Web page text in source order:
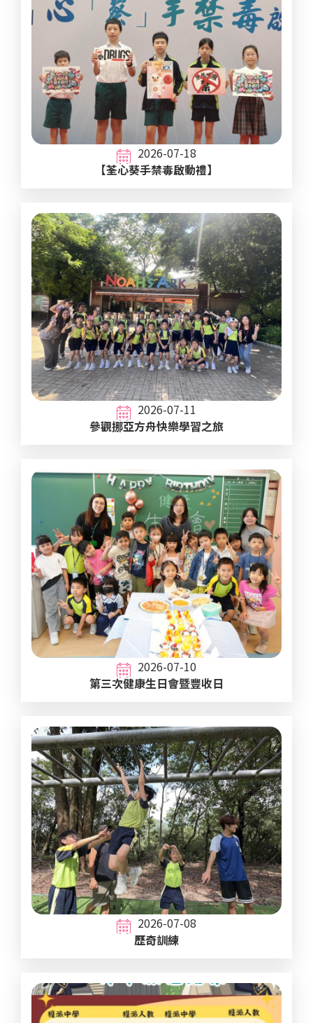
2026-07-18
【荃心葵手禁毒啟動禮】
2026-07-11
參觀挪亞方舟快樂學習之旅
2026-07-10
第三次健康生日會暨豐收日
2026-07-08
歷奇訓練